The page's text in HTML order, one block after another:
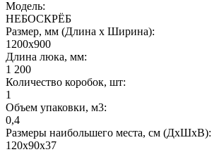
Модель:
НЕБОСКРЁБ
Размер, мм (Длина х Ширина):
1200х900
Длина люка, мм:
1 200
Количество коробок, шт:
1
Объем упаковки, м3:
0,4
Размеры наибольшего места, см (ДхШхВ):
120х90х37